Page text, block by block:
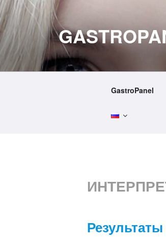
Перейти
к
содержимому
GastroPanel
Результаты